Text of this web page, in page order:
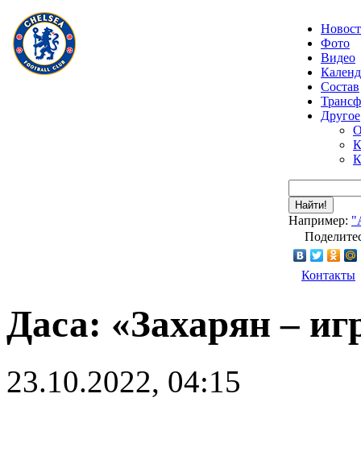
Фото
Видео
Состав
Другое
Найти!
Например:
Контакты
Даса: «Захарян –
23.10.2022, 04:15